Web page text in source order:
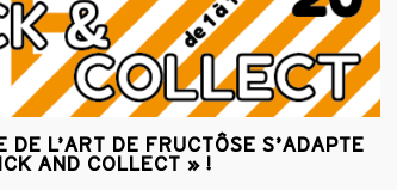
L’ART DE FRUCTÔSE S’ADAPTE
AND COLLECT » !